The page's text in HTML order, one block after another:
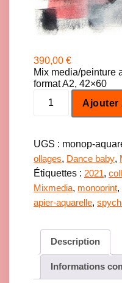
390,00 €
Mix media/peinture
format A2, 42×60
t
t
é
d
e
M
a
Ajouter
UGS : monop-
ollages, Dance baby,
Étiquettes : 2021,
Mixmedia, monoprint,
apier-aquarelle,
Description
Informations